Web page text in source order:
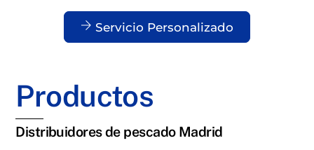
Servicio Personalizado
Productos
Distribuidores de pescado Madrid